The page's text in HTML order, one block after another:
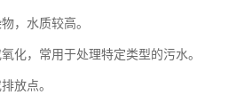
，水质较高。
化，常用于处理特定类型的污水。
放点。